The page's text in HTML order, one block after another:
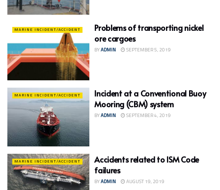
MARINE INCIDENT/ACCIDENT
Problems of transporting nickel
ore cargoes
BYADMIN SEPTEMBER 5, 2019
MARINE INCIDENT/ACCIDENT
Incident at a Conventional Buoy
Mooring (CBM) system
BYADMIN SEPTEMBER 4, 2019
MARINE INCIDENT/ACCIDENT
Accidents related to ISM Code
failures
BYADMIN AUGUST 19, 2019